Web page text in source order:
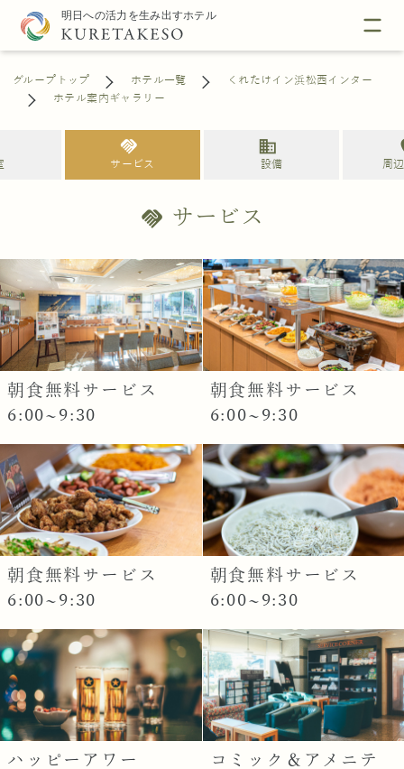
グループトップ ホテル一覧
くれたけイン浜松西インター
ホテル案内ギャラリー
handshake
サービス
business
設備 周
handshake サービス
朝食無料サービス
6:00~9:30
朝食無料サービス
6:00~9:30
朝食無料サービス
6:00~9:30
朝食無料サービス
6:00~9:30
ハッピーアワー
コミック＆アメニテ